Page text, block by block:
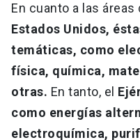
En cuanto a las áreas
Estados Unidos,
temáticas, como
física, química,
otras. En tanto, el
como energías
electroquímica,